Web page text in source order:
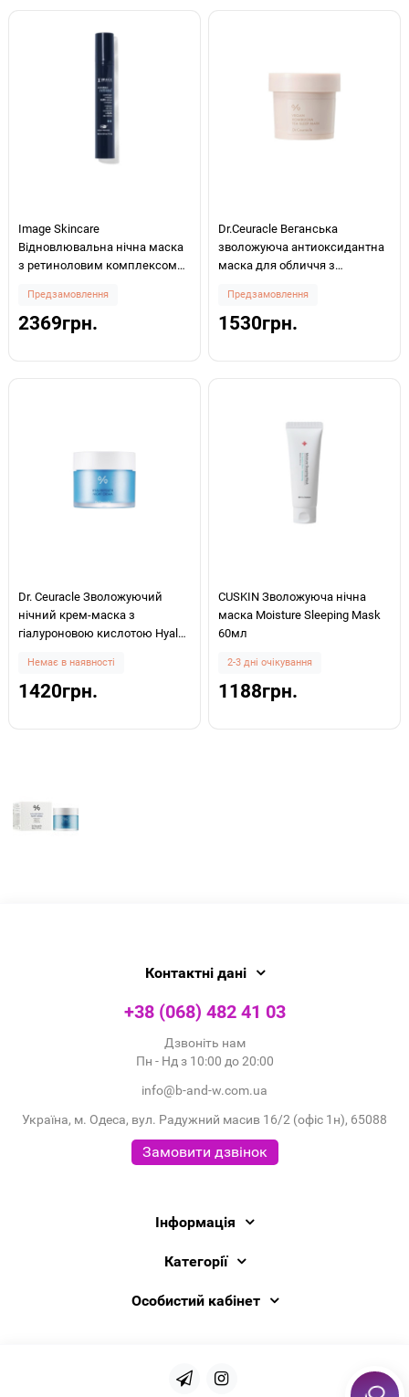
Image Skincare
Відновлювальна нічна маска
з ретиноловим комплексом
Masque 0.5% Retinol Complex
14.2г
Предзамовлення
2369грн.
Dr.Ceuracle Веганська
зволожуюча антиоксидантна
маска для обличчя з
бакучіолом Vegan Kombucha
Tea Sleep Mask 100мл
Предзамовлення
1530грн.
Dr. Ceuracle Зволожуючий
нічний крем-маска з
гіалуроновою кислотою Hyal
Немає в наявності
1420грн.
CUSKIN Зволожуюча нічна
маска Moisture Sleeping Mask
60мл
2-3 дні очікування
1188грн.
Контактні дані
+38 (068) 482 41 03
Дзвоніть нам
Пн - Нд з 10:00 до 20:00
info@b-and-w.com.ua
Україна, м. Одеса, вул. Радужний масив 16/2 (офіс 1н), 65088
Замовити дзвінок
Інформація
Категорії
Особистий кабінет